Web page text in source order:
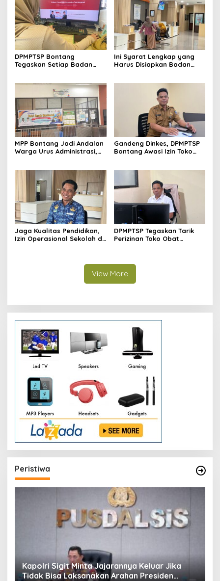
DPMPTSP Bontang
Tegaskan Setiap Badan
Ini Syarat Lengkap yang
Harus Disiapkan Badan
MPP Bontang Jadi Andalan
Warga Urus Administrasi,
Gandeng Dinkes, DPMPTSP
Bontang Awasi Izin Toko
Jaga Kualitas Pendidikan,
Izin Operasional Sekolah di
DPMPTSP Tegaskan Tarik
Perizinan Toko Obat
View More
Peristiwa
Kapolri Sigit Minta Jajarannya Keluar Jika
Tidak Bisa Laksanakan Arahan Presiden